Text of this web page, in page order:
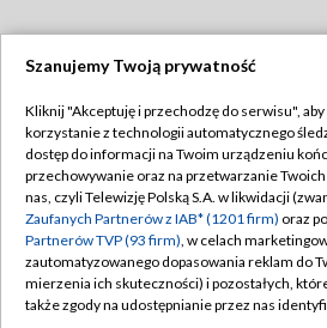
TVP
Abonament TVP
Emisja w TVP
Centrum informacji TVP
Naziemna Telewizja Cyfrowa
Regulamin
Polityka
Moje zgody
Pomoc
Szanujemy Twoją prywatność
Kliknij "Akceptuję i przechodzę do serwisu",
korzystanie z technologii automatycznego
dostęp do informacji na Twoim urządzeniu
przechowywanie oraz na przetwarzanie
nas, czyli Telewizję Polską S.A. w likwidacji
Zaufanych Partnerów z IAB* (1201 firm) oraz
Partnerów TVP (93 firm), w celach
zautomatyzowanego dopasowania reklam do
mierzenia ich skuteczności) i pozostałych,
także zgody na udostępnianie przez nas